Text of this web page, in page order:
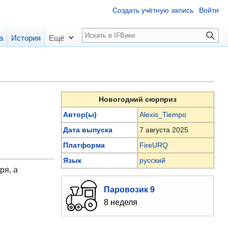
Новогодний сюрприз
Автор(ы)
Alexis_Tiempo
Дата выпуска
7 августа 2025
Платформа
FireURQ
Язык
русский
Паровозик 9
8 неделя
а
Создать учётную запись Войти
История Ещё
П
о
к